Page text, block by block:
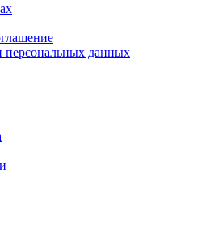
персональных данных